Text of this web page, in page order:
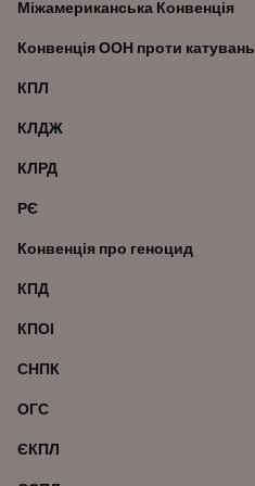
Міжамериканська Конвенція
Конвенція ООН проти катувань
КПЛ
КЛДЖ
КЛРД
РЄ
Конвенція про геноцид
КПД
КПОІ
СНПК
ОГС
ЄКПЛ